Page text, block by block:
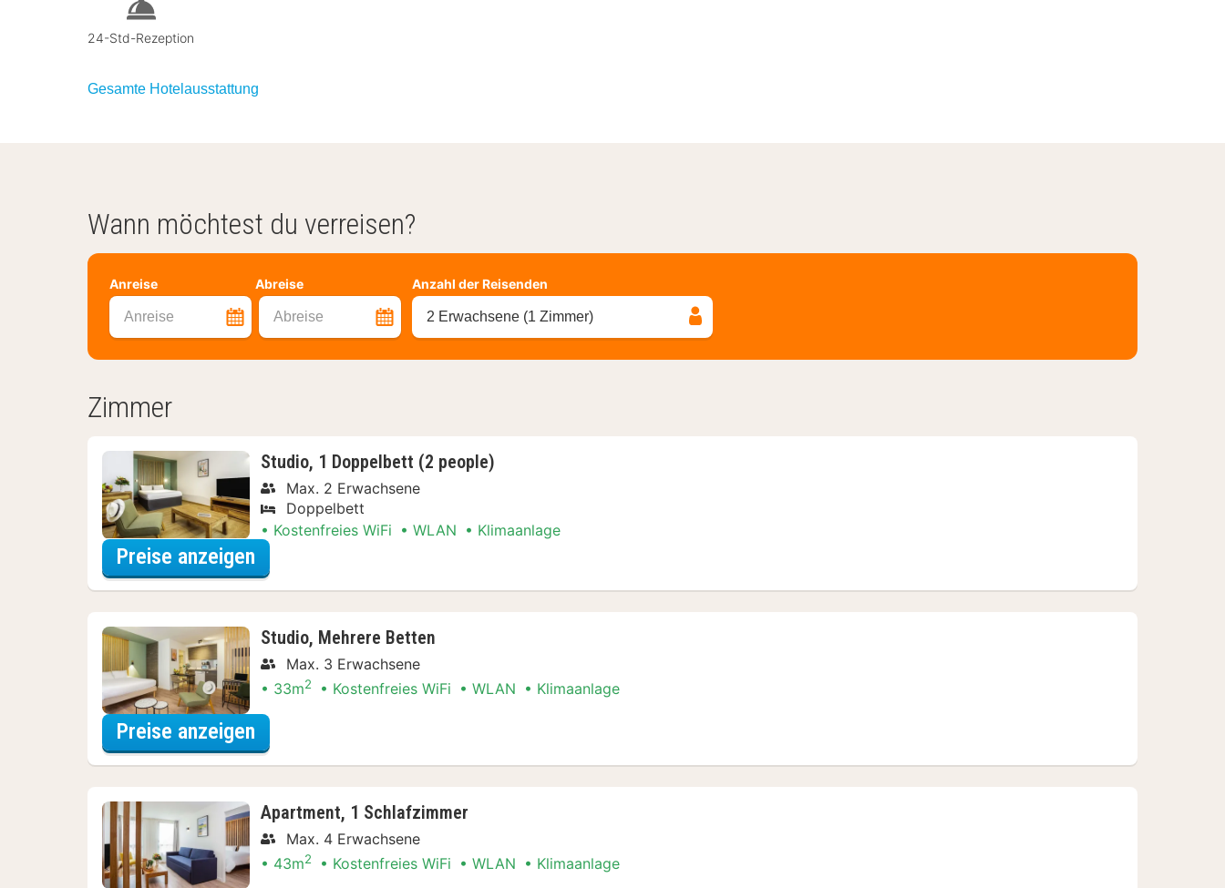
24-Std-Rezeption
Gesamte Hotelausstattung
Wann möchtest du verreisen?
Anreise Abreise
Anreise Abreise
Anzahl der Reisenden
2 Erwachsene (1 Zimmer)
Zimmer
Studio, 1 Doppelbett (2 people)
Max. 2 Erwachsene
Doppelbett
Kostenfreies WiFi
WLAN Klimaanlage
Preise anzeigen
Studio, Mehrere Betten
Max. 3 Erwachsene
33m2 Kostenfreies WiFi WLAN Klimaanlage
Preise anzeigen
Apartment, 1 Schlafzimmer
Max. 4 Erwachsene
43m2 Kostenfreies WiFi WLAN Klimaanlage